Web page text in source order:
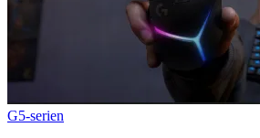
G5-serien